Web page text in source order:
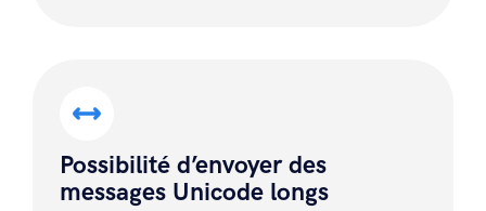
Possibilité d’envoyer des
messages Unicode longs